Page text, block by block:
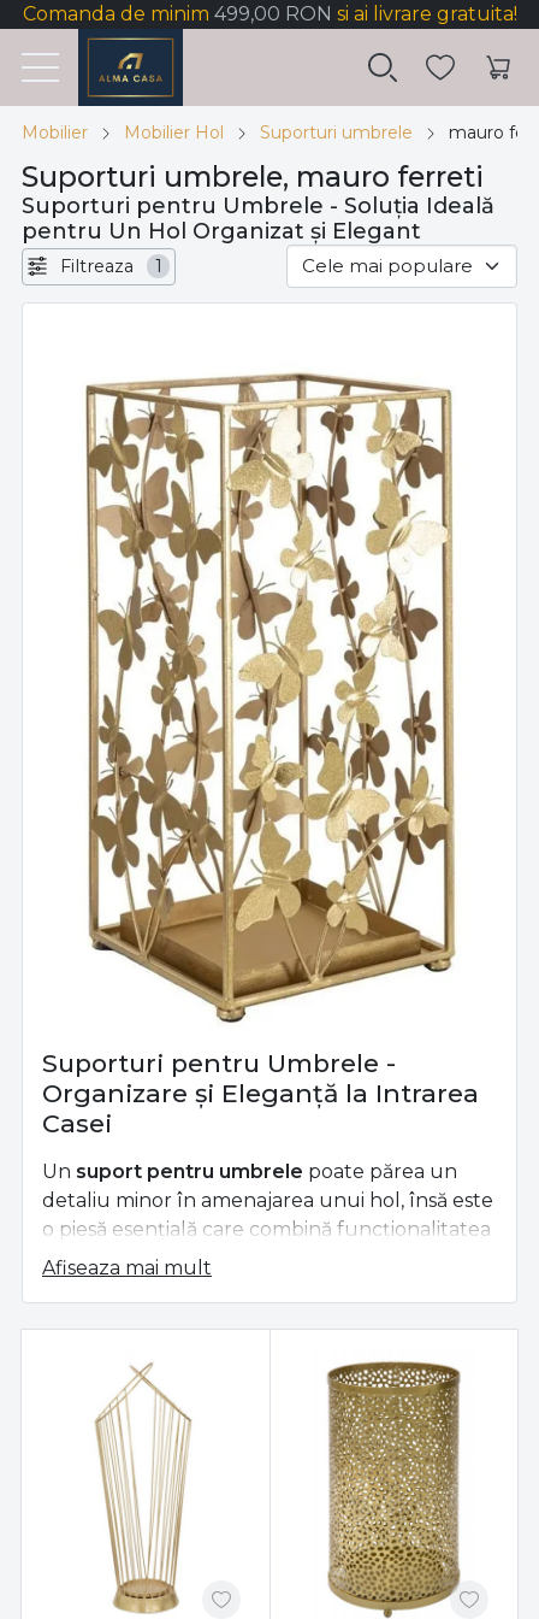
Comanda de minim 499,00 RON si ai livrare gratuita!
Mobilier Mobilier Hol Suporturi umbrele mauro
Suporturi umbrele, mauro ferreti
Suporturi pentru Umbrele - Soluția Ideală
pentru Un Hol Organizat și Elegant
Filtreaza 1
Suporturi pentru Umbrele -
Organizare și Eleganță la Intrarea
Casei
Un suport pentru umbrele poate părea un
detaliu minor în amenajarea unui hol, însă este
o piesă esențială care combină funcționalitatea
cu stilul. De la menținerea ordinii până la
în același timp estetica holului intactă. LaAlma
, îți oferim o gamă variată de suporturi
pentru umbrele, concepute pentru a adăuga
un plus de organizare și eleganță intrării tale.
De ce este important un suport
pentru umbrele?
Suportul pentru umbrele este un accesoriu
Afiseaza mai mult